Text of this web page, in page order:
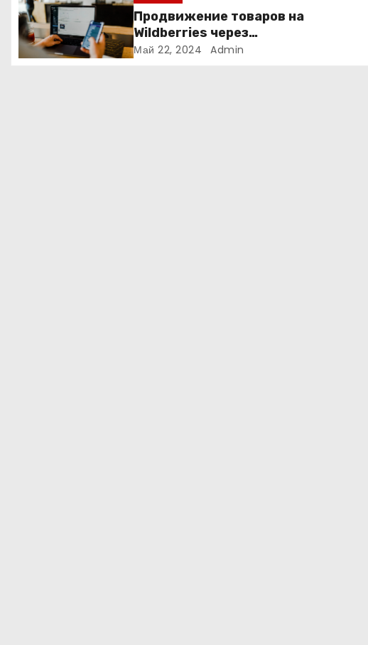
з
а
Продвижение товаров на
Wildberries через
Яндекс.Директ в 2024 году:
Май 22, 2024 Admin